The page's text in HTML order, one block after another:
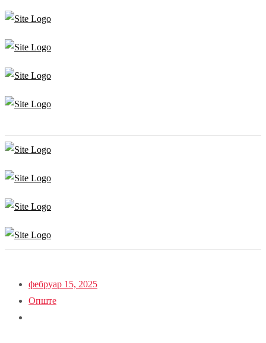
фебруар 15, 2025
Опште